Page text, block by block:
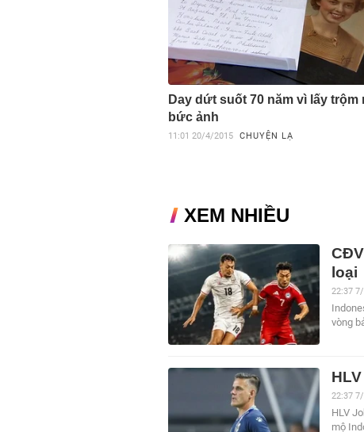
Day dứt suốt 70 năm vì lấy trộm
bức ảnh
11:01 20/4/2015 CHUYỆN LẠ
XEM NHIỀU
loại
22:37
vòng
22:37
HLV
mộ